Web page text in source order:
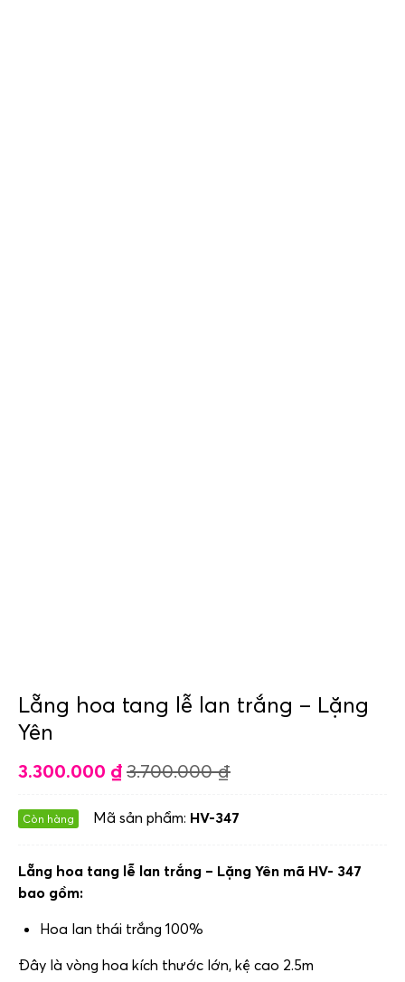
Lẵng hoa tang lễ lan trắng – Lặng
Yên
3.300.000 ₫ 3.700.000₫
Còn hàng Mã sản phẩm: HV-347
Lẵng hoa tang lễ lan trắng – Lặng Yên mã HV- 347
bao gồm:
Hoa lan thái trắng 100%
Đây là vòng hoa kích thước lớn, kệ cao 2.5m